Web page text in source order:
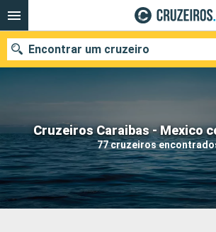
Cruzeiros Caraibas - Mexico
77 cruzeiros
Encontrar um cruzeiro
Quando ir?
Data de partida
Portos